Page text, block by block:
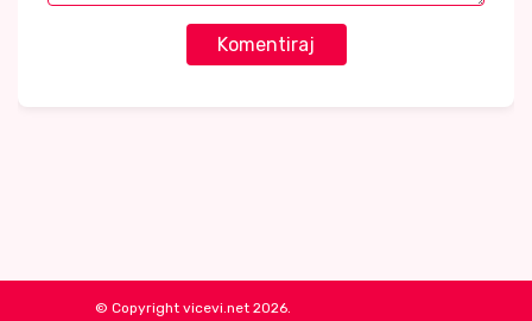
Komentiraj
© Copyright vicevi.net 2026.